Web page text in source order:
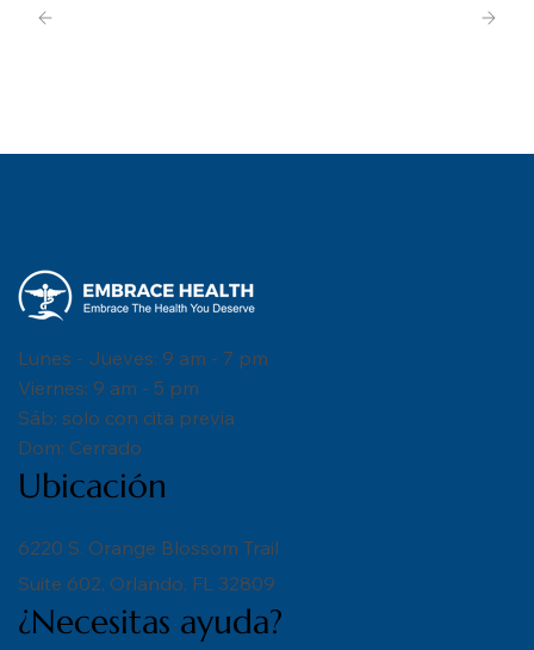
Lunes - Jueves: 9 am - 7 pm
Viernes: 9 am - 5 pm
Sáb: solo con cita previa
Dom: Cerrado
Ubicación
6220 S. Orange Blossom Trail
Suite 602, Orlando, FL 32809
¿Necesitas ayuda?